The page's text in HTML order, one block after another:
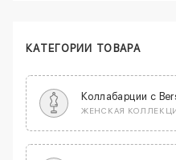
КАТЕГОРИИ ТОВАРА
Коллабарции с
ЖЕНСКАЯ